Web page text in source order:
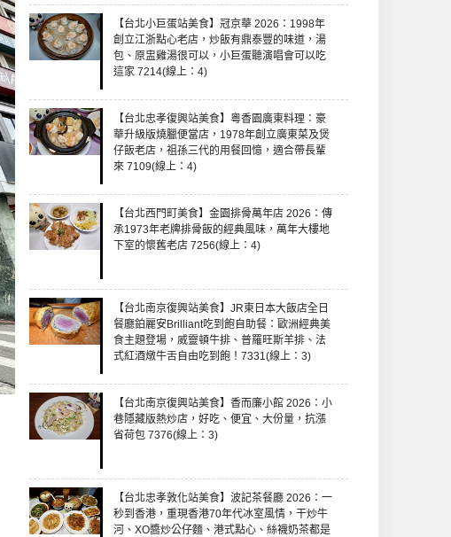
【台北小巨蛋站美食】冠京華 2026：1998年
創立江浙點心老店，炒飯有鼎泰豐的味道，湯
包、原盅雞湯很可以，小巨蛋聽演唱會可以吃
這家 7214(線上：4)
【台北忠孝復興站美食】粵香園廣東料理：豪
華升級版燒臘便當店，1978年創立廣東菜及煲
仔飯老店，祖孫三代的用餐回憶，適合帶長輩
來 7109(線上：4)
【台北西門町美食】金園排骨萬年店 2026：傳
承1973年老牌排骨飯的經典風味，萬年大樓地
下室的懷舊老店 7256(線上：4)
【台北南京復興站美食】JR東日本大飯店全日
餐廳鉑麗安Brilliant吃到飽自助餐：歐洲經典美
食主題登場，威靈頓牛排、普羅旺斯羊排、法
式紅酒燉牛舌自由吃到飽！7331(線上：3)
【台北南京復興站美食】香而廉小館 2026：小
巷隱藏版熱炒店，好吃、便宜、大份量，抗漲
省荷包 7376(線上：3)
【台北忠孝敦化站美食】波記茶餐廳 2026：一
秒到香港，重現香港70年代冰室風情，干炒牛
河、XO醬炒公仔麵、港式點心、絲襪奶茶都是